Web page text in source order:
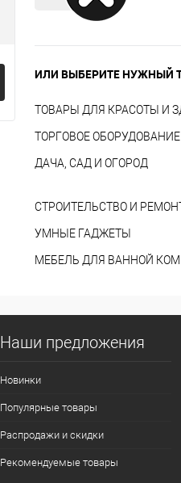
ИЛИ ВЫБЕРИТЕ НУЖНЫЙ
ТОВАРЫ ДЛЯ КРАСОТЫ И
ТОРГОВОЕ ОБОРУДОВАНИЕ
ДАЧА, САД И ОГОРОД
СТРОИТЕЛЬСТВО И
УМНЫЕ ГАДЖЕТЫ
МЕБЕЛЬ ДЛЯ ВАННОЙ
Наши предложения
Новинки
Популярные товары
Распродажи и скидки
Рекомендуемые товары